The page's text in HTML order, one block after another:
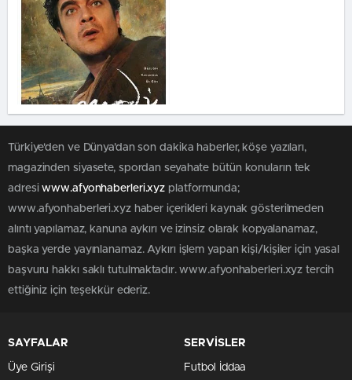
Türkiye'den ve Dünya’dan son dakika haberler, köşe yazıları,
magazinden siyasete, spordan seyahate bütün konuların tek
adresiwww.afyonhaberleri.xyz platformunda;
www.afyonhaberleri.xyz haber içerikleri kaynak gösterilmeden
alıntı yapılamaz, kanuna aykırı ve izinsiz olarak kopyalanamaz,
başka yerde yayınlanamaz. Aykırı işlem yapan kişi/kişiler için yasal
başvuru hakkı saklı tutulmaktadır. www.afyonhaberleri.xyz tercih
ettiğiniz için teşekkür ederiz.
SAYFALAR
Üye Girişi
SERVİSLER
Futbol İddaa